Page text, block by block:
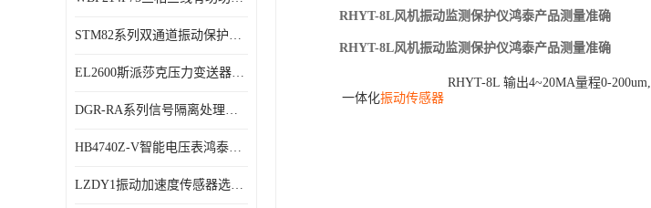
特殊用处传感器
特殊用途变送器
STM82系列双通道振动保护表鸿泰产品技术规格
EL2600斯派莎克压力变送器技术规格
DGR-RA系列信号隔离处理器鸿泰产品技术规格
HB4740Z-V智能电压表鸿泰产品外形美观大方
LZDY1振动加速度传感器选型资料
RHYT-8L风机振动监测保护仪鸿泰产品测量准确
RHYT-8L风机振动监测保护仪鸿泰产品测量准确
一体化振动传感器
RHYT-8L 输出4~20MA量程0-200um,